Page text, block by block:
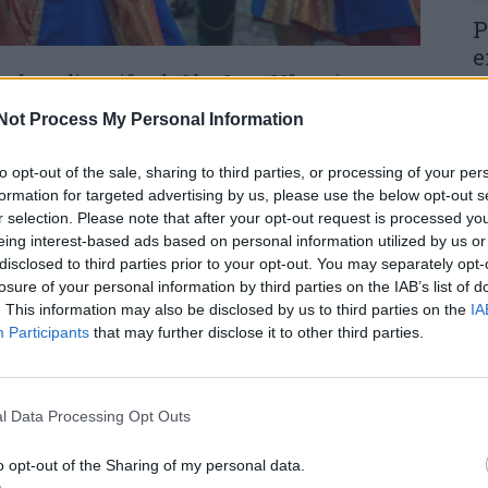
Process My Personal Information
opt-out of the sale, sharing to third parties, or processing of your
for targeted advertising by us, please use the below opt-out
selection. Please note that after your opt-out request is processed
interest-based ads based on personal information utilized by us
to third parties prior to your opt-out. You may separately
of your personal information by third parties on the IAB’s list of
This information may also be disclosed by us to third parties on the
Participants that may further disclose it to other third parties.
Data Processing Opt Outs
opt-out of the Sharing of my personal data.
diversificada “dos 8 aos 80” que junta
dos dias, o Parque do Vale da Pipa
I Love Baile Funk, All In Project, Banda
e Nuno Machado.
as atuações da Filarmónica Figueiroense,
& Beiço, a que se somam o tradicional Festival
As habituais Tasquinhas, a Expo-
de Fogo de Artifício e a rota
restaurantes aderentes) são os ingredientes